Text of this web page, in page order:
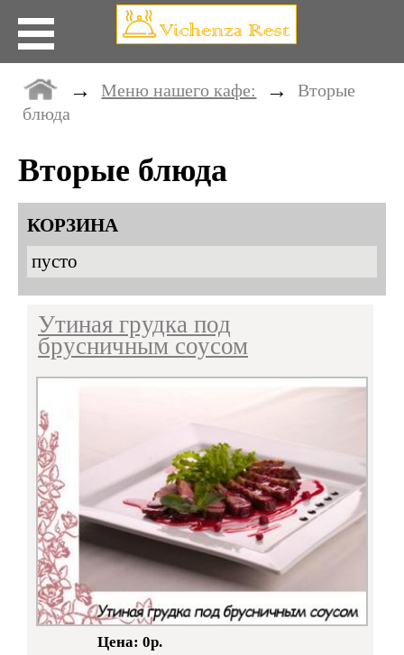
→ Меню нашего кафе: →
Вторые
блюда
Вторые блюда
КОРЗИНА
пусто
Утиная грудка под
брусничным соусом
Цена: 0р.